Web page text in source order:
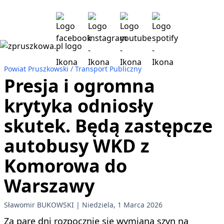
Powiat Pruszkowski Transport Publiczny
Presja i ogromna
krytyka odniosły
skutek. Będą zastępcze
autobusy WKD z
Komorowa do
Warszawy
Sławomir BUKOWSKI Niedziela, 1 Marca 2026
Za parę dni rozpocznie się wymiana szyn na